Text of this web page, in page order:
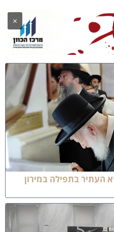
×
בתפילה במירון